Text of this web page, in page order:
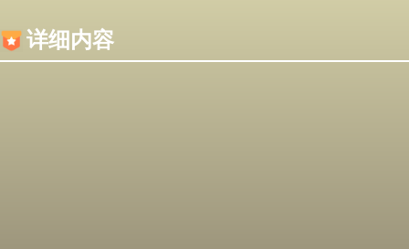
详细内容